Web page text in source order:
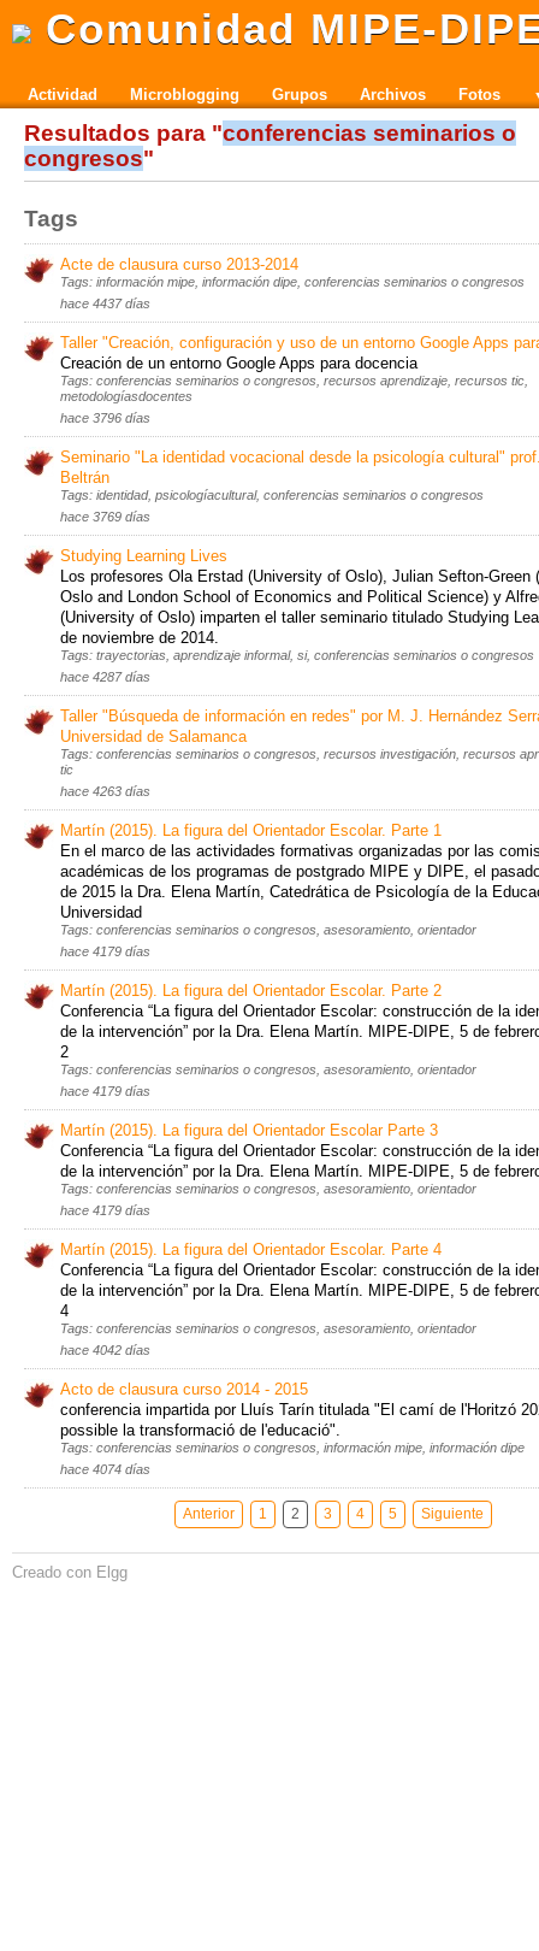
Comunidad MIPE-
Actividad Microblogging Grupos Archivos Fotos
Resultados para "conferencias seminarios o
congresos"
Tags
Acte de clausura curso 2013-2014
Tags: información mipe, información dipe, conferencias seminarios o congresos
hace 4437 días
Taller "Creación, configuración y uso de un entorno Google Apps
Creación de un entorno Google Apps para docencia
Tags: conferencias seminarios o congresos, recursos aprendizaje, recursos tic,
metodologíasdocentes
hace 3796 días
Seminario "La identidad vocacional desde la psicología cultural"
Beltrán
Tags: identidad, psicologíacultural, conferencias seminarios o congresos
hace 3769 días
Studying Learning Lives
Los profesores Ola Erstad (University of Oslo), Julian Sefton-Green
Oslo and London School of Economics and Political Science) y
(University of Oslo) imparten el taller seminario titulado Studying
de noviembre de 2014.
Tags: trayectorias, aprendizaje informal, si, conferencias seminarios o congresos
hace 4287 días
Taller "Búsqueda de información en redes" por M. J. Hernández
Universidad de Salamanca
Tags: conferencias seminarios o congresos, recursos investigación, recursos
tic
hace 4263 días
Martín (2015). La figura del Orientador Escolar. Parte 1
En el marco de las actividades formativas organizadas por las
académicas de los programas de postgrado MIPE y DIPE, el
de 2015 la Dra. Elena Martín, Catedrática de Psicología de la
Universidad
Tags: conferencias seminarios o congresos, asesoramiento, orientador
hace 4179 días
Martín (2015). La figura del Orientador Escolar. Parte 2
Conferencia “La figura del Orientador Escolar: construcción de la
de la intervención” por la Dra. Elena Martín. MIPE-DIPE, 5 de
2
Tags: conferencias seminarios o congresos, asesoramiento, orientador
hace 4179 días
Martín (2015). La figura del Orientador Escolar Parte 3
Conferencia “La figura del Orientador Escolar: construcción de la
de la intervención” por la Dra. Elena Martín. MIPE-DIPE, 5 de
Tags: conferencias seminarios o congresos, asesoramiento, orientador
hace 4179 días
Martín (2015). La figura del Orientador Escolar. Parte 4
Conferencia “La figura del Orientador Escolar: construcción de la
de la intervención” por la Dra. Elena Martín. MIPE-DIPE, 5 de
4
Tags: conferencias seminarios o congresos, asesoramiento, orientador
hace 4042 días
Acto de clausura curso 2014 - 2015
conferencia impartida por Lluís Tarín titulada "El camí de l'Horitzó
possible la transformació de l'educació".
Tags: conferencias seminarios o congresos, información mipe, información dipe
hace 4074 días
Anterior 1 2 3 4 5 Siguiente
Creado con Elgg